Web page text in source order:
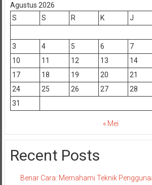
Agustus 2026
S
S R K J
3
4 5 6 7
10
11 12 13 14
17
18 19 20 21
24
25 26 27 28
31
« Mei
Recent Posts
Benar Cara: Memahami Teknik